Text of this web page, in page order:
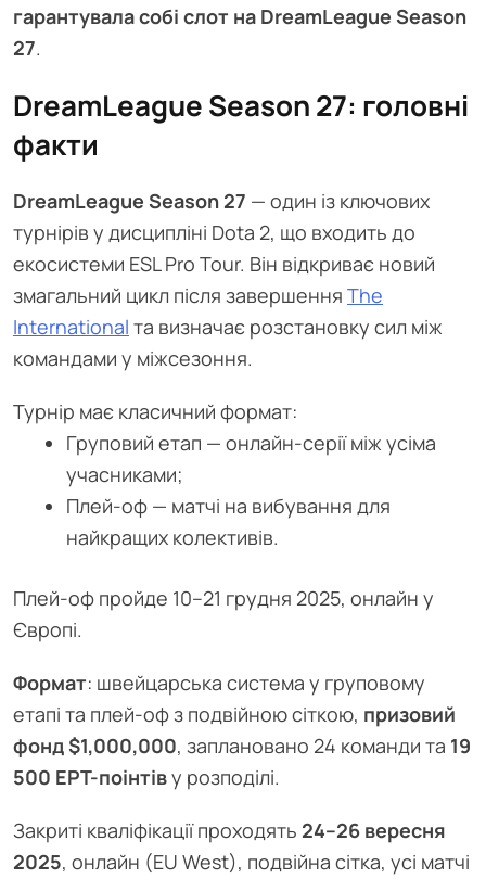
гарантувала собі слот на DreamLeague Season
27.
DreamLeague Season 27: головні
факти
DreamLeague Season 27 — один із ключових
турнірів у дисципліні Dota 2, що входить до
екосистеми ESL Pro Tour. Він відкриває новий
змагальний цикл після завершення The
International та визначає розстановку сил між
командами у міжсезоння.
Турнір має класичний формат:
Груповий етап — онлайн-серії між усіма
учасниками;
Плей-оф — матчі на вибування для
найкращих колективів.
Плей-оф пройде 10–21 грудня 2025, онлайн у
Європі.
Формат: швейцарська система у груповому
етапі та плей-оф з подвійною сіткою, призовий
фонд $1,000,000, заплановано 24 команди та 19
500 EPT-поінтіву розподілі.
Закриті кваліфікації проходять 24–26 вересня
2025, онлайн (EU West), подвійна сітка, усі матчі